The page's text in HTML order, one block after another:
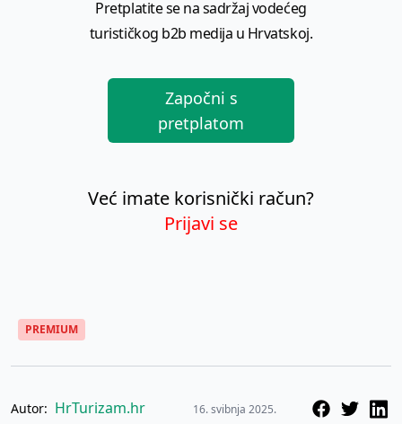
Pretplatite se na sadržaj vodećeg
turističkog b2b medija u Hrvatskoj.
Započni s
pretplatom
Već imate korisnički račun?
Prijavi se
PREMIUM
Autor: HrTurizam.hr 16. svibnja 2025.